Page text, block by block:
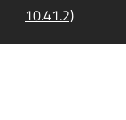
10.41.2)